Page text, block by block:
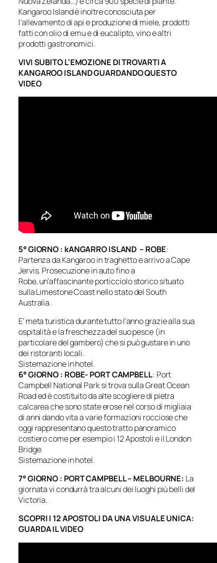
Kangaroo Island è inoltre conosciuta per
l’allevamento di api e produzione di miele, prodotti
fatti con olio di emu e di eucalipto, vino e altri
prodotti gastronomici.
VIVI SUBITO L’EMOZIONE DI TROVARTI A
KANGAROO ISLAND GUARDANDO QUESTO
VIDEO
5° GIORNO : kANGARRO ISLAND – ROBE:
Partenza da Kangaroo in traghetto e arrivo a Cape
Jervis. Prosecuzione in auto fino a
Robe, un’affascinante porticciolo storico situato
sulla Limestone Coast nello stato del South
Australia.
E’ meta turistica durante tutto l’anno grazie alla sua
ospitalità e la freschezza del suo pesce (in
particolare del gambero) che si può gustare in uno
dei ristoranti locali.
Sistemazione in hotel.
6° GIORNO : ROBE- PORT CAMPBELL: Port
Campbell National Park si trova sulla Great Ocean
Road ed è costituito da alte scogliere di pietra
calcarea che sono state erose nel corso di migliaia
di anni dando vita a varie formazioni rocciose che
oggi rappresentano questo tratto panoramico
costiero come per esempio i 12 Apostoli e il London
Bridge.
Sistemazione in hotel.
7° GIORNO : PORT CAMPBELL – MELBOURNE: La
giornata vi condurrà tra alcuni dei luoghi più belli del
Victoria.
SCOPRI I 12 APOSTOLI DA UNA VISUALE UNICA:
GUARDA IL VIDEO